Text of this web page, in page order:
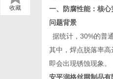
收藏
一、防腐性能：核心
问题背景
据统计， 30%的普
其中，焊点脱落率
即会出现锈蚀现象。
安平润格丝网制品有